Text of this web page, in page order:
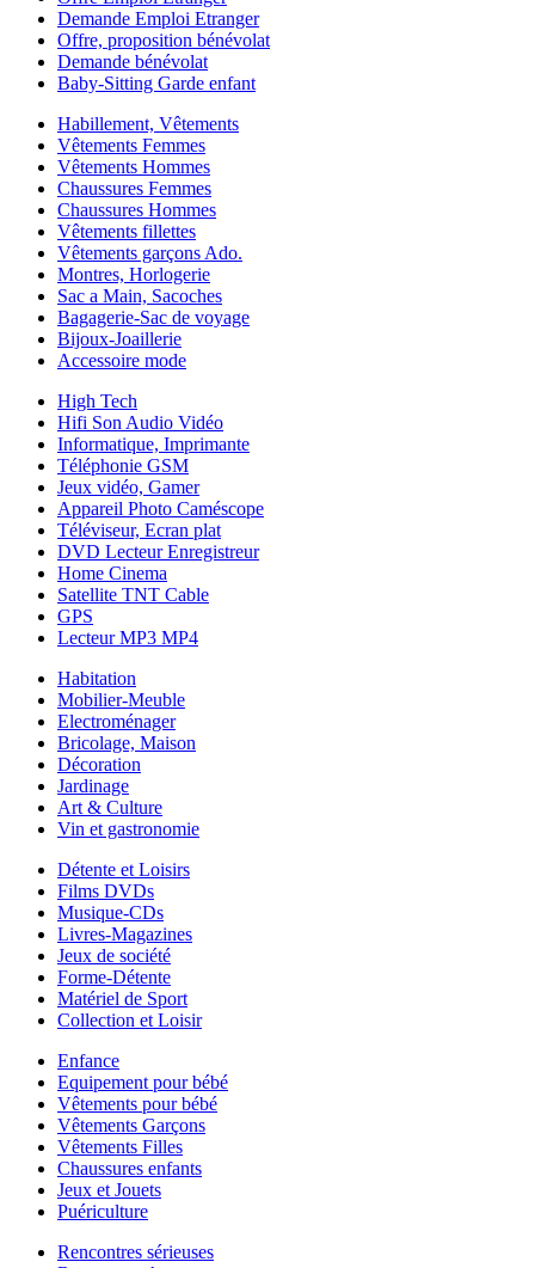
Demande Emploi Etranger
Offre, proposition bénévolat
Demande bénévolat
Baby-Sitting Garde enfant
Habillement, Vêtements
Vêtements Femmes
Vêtements Hommes
Chaussures Femmes
Chaussures Hommes
Vêtements fillettes
Vêtements garçons Ado.
Montres, Horlogerie
Sac a Main, Sacoches
Bagagerie-Sac de voyage
Bijoux-Joaillerie
Accessoire mode
High Tech
Hifi Son Audio Vidéo
Informatique, Imprimante
Téléphonie GSM
Jeux vidéo, Gamer
Appareil Photo Caméscope
Téléviseur, Ecran plat
DVD Lecteur Enregistreur
Home Cinema
Satellite TNT Cable
GPS
Lecteur MP3 MP4
Habitation
Mobilier-Meuble
Electroménager
Bricolage, Maison
Décoration
Jardinage
Art & Culture
Vin et gastronomie
Détente et Loisirs
Films DVDs
Musique-CDs
Livres-Magazines
Jeux de société
Forme-Détente
Matériel de Sport
Collection et Loisir
Enfance
Equipement pour bébé
Vêtements pour bébé
Vêtements Garçons
Vêtements Filles
Chaussures enfants
Jeux et Jouets
Puériculture
Rencontres sérieuses